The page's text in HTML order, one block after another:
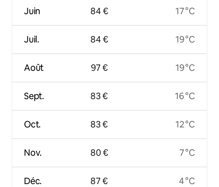
Juin
Juil.
Août
Sept.
Oct.
Nov.
Déc.
84 €
84 €
97 €
83 €
83 €
80 €
87 €
17 °C
19 °C
19 °C
16 °C
12 °C
7 °C
4 °C